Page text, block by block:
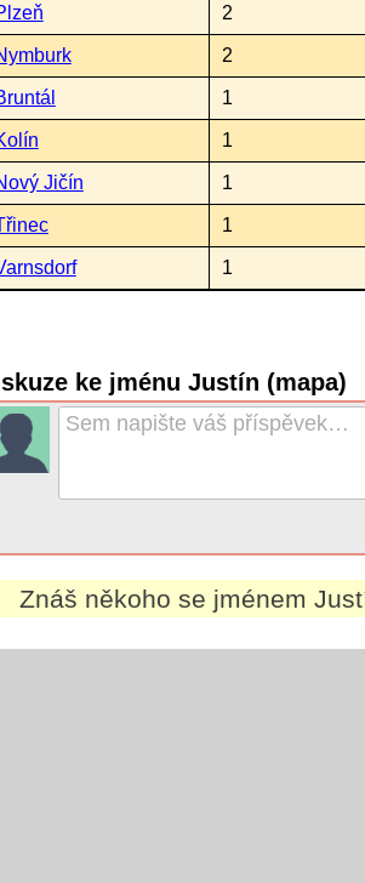
2
2
1
1
Jičín 1
1
1
ke jménu Justín (mapa)
Znáš někoho se jménem